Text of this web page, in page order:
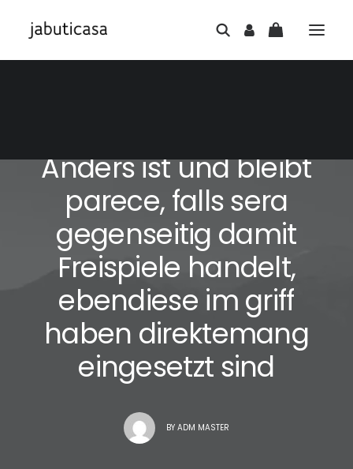
Anders ist und bleibt
parece, falls sera
gegenseitig damit
Freispiele handelt,
ebendiese im griff
haben direktemang
eingesetzt sind
BY ADM MASTER